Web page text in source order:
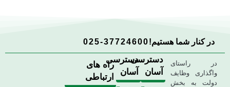
در کنار شما هستیم!025-37724600
در راستای
واگذاری وظایف
دولت به بخش
دسترسی
آسان
دسترسی
آسان
راه های
ارتباطی